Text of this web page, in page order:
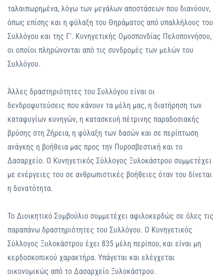
ταλαιπωρημένα, λόγω των μεγάλων αποστάσεων που διανύουν,
όπως επίσης και η φύλαξη του Θηράματος από υπαλλήλους του
Συλλόγου και της Γ'. Κυνηγετικής Ομοσπονδίας Πελοποννήσου,
οι οποίοι πληρώνονται από τις συνδρομές των μελών του
Συλλόγου.
Άλλες δραστηριότητες του Συλλόγου είναι οι
δενδροφυτεύσεις που κάνουν τα μέλη μας, η διατήρηση των
καταφυγίων κυνηγών, η κατασκευή πέτρινης παραδοσιακής
βρύσης στη Ζήρεια, η φύλαξη των δασών και σε περίπτωση
ανάγκης η βοήθεια μας προς την Πυροσβεστική και το
Δασαρχείο. Ο Κυνηγετικός Σύλλογος Ξυλοκάστρου συμμετέχει
με ενέργειες του σε ανθρωπιστικές βοήθειες όταν του δίνεται
η δυνατότητα.
Το Διοικητικό Συμβούλιο συμμετέχει αφιλοκερδώς σε όλες τις
παραπάνω δραστηριότητες του Συλλόγου. Ο Κυνηγετικός
Σύλλογος Ξυλοκάστρου έχει 835 μέλη περίπου, και είναι μη
κερδοσκοπικού χαρακτήρα. Υπάγεται και ελέγχεται
οικονομικώς από το Δασαρχείο Ξυλοκάστρου.